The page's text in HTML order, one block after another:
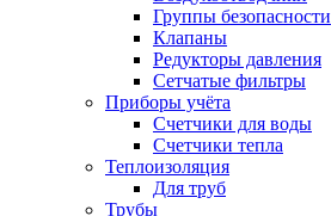
Группы безопасности
Клапаны
Редукторы давления
Сетчатые фильтры
Приборы учёта
Счетчики для воды
Счетчики тепла
Теплоизоляция
Для труб
Трубы